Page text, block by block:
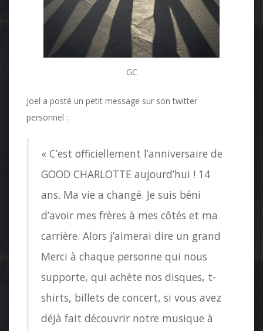
GC
Joel a posté un petit message sur son twitter
personnel :
« C’est officiellement l’anniversaire de
GOOD CHARLOTTE aujourd’hui ! 14
ans. Ma vie a changé. Je suis béni
d’avoir mes frères à mes côtés et ma
carrière. Alors j’aimerai dire un grand
Merci à chaque personne qui nous
supporte, qui achète nos disques, t-
shirts, billets de concert, si vous avez
déjà fait découvrir notre musique à